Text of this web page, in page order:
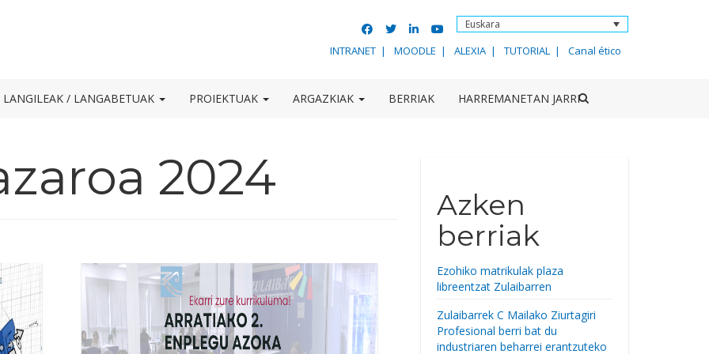
Euskara
INTRANET MOODLE ALEXIA TUTORIAL Canal ético
LANGILEAK / LANGABETUAK PROIEKTUAK ARGAZKIAK BERRIAK HARREMANETAN JARRI
2024
Azken
berriak
Ezohiko matrikulak plaza
libreentzat Zulaibarren
Zulaibarrek C Mailako Ziurtagiri
Profesional berri bat du
industriaren beharrei erantzuteko